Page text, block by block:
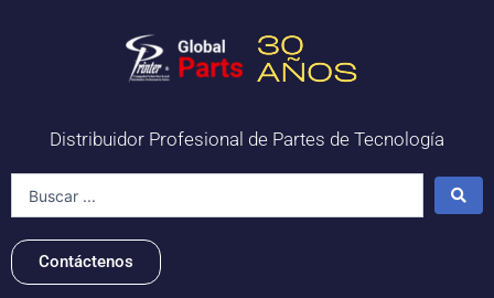
Distribuidor Profesional de Partes de Tecnología
Contáctenos